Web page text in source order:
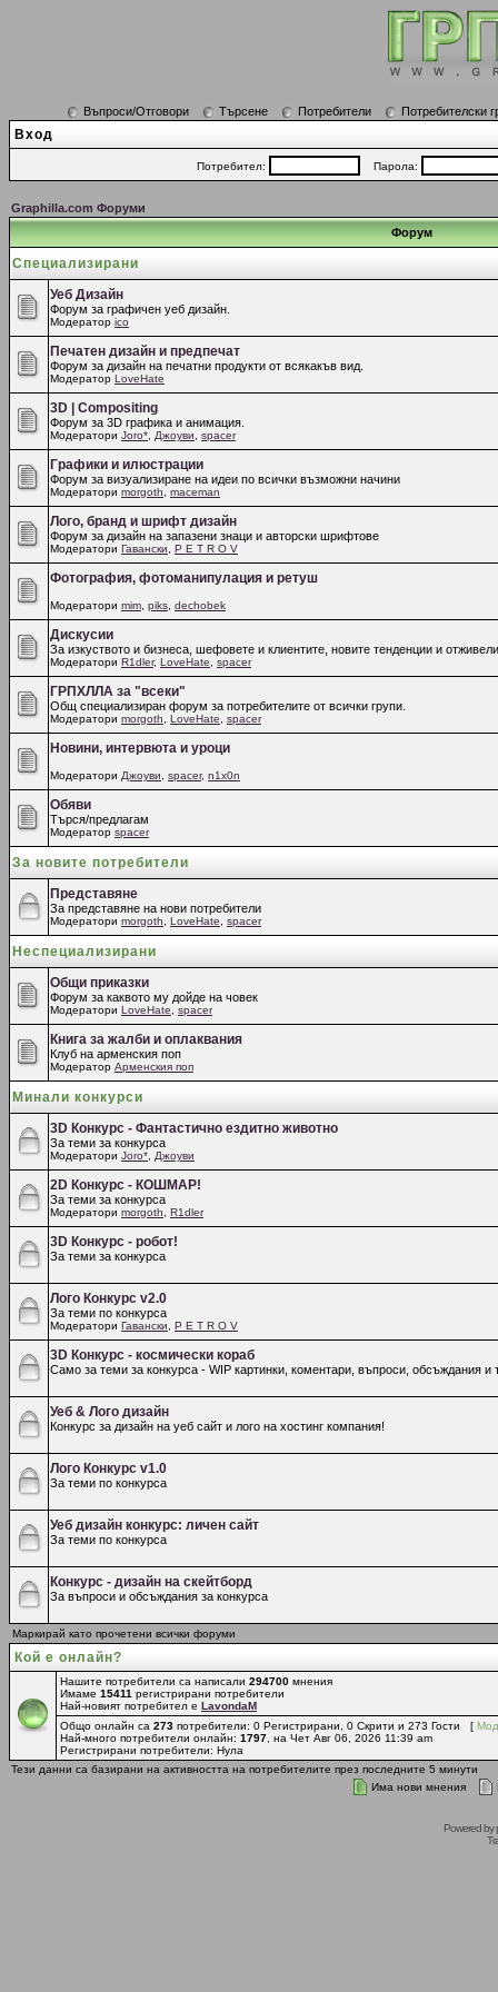
Въпроси/Отговори Търсене Потребители Потребителски
Вход
Потребител: Парола:
Graphilla.com Форуми
Форум
Специализирани
Уеб Дизайн
Форум за графичен уеб дизайн.
Модератор ico
Печатен дизайн и предпечат
Форум за дизайн на печатни продукти от всякакъв вид.
Модератор LoveHate
3D | Compositing
Форум за 3D графика и анимация.
Модератори Joro* Джоуви spacer
Графики и илюстрации
Форум за визуализиране на идеи по всички възможни начини
Модератори morgoth maceman
Лого, бранд и шрифт дизайн
Форум за дизайн на запазени знаци и авторски шрифтове
Модератори Гавански P E T R O V
Фотография, фотоманипулация и ретуш
Модератори mim piks dechobek
Дискусии
За изкуството и бизнеса, шефовете и клиентите, новите тенденции и
Модератори R1dler, LoveHate spacer
ГРПХЛЛА за "всеки"
Общ специализиран форум за потребителите от всички групи.
Модератори morgoth LoveHate spacer
Новини, интервюта и уроци
Модератори Джоуви spacer, n1x0n
Обяви
Търся/предлагам
Модератор spacer
За новите потребители
Представяне
За представяне на нови потребители
Модератори morgoth LoveHate spacer
Неспециализирани
Общи приказки
Форум за каквото му дойде на човек
Модератори LoveHate spacer
Книга за жалби и оплаквания
Клуб на арменския поп
Модератор Арменския поп
Минали конкурси
3D Конкурс - Фантастично ездитно животно
За теми за конкурса
Модератори Joro* Джоуви
2D Конкурс - КОШМАР!
За теми за конкурса
Модератори morgoth R1dler
3D Конкурс - робот!
За теми за конкурса
Лого Конкурс v2.0
За теми по конкурса
Модератори Гавански P E T R O V
3D Конкурс - космически кораб
Само за теми за конкурса - WIP картинки, коментари, въпроси, обсъждания и
Уеб & Лого дизайн
Конкурс за дизайн на уеб сайт и лого на хостинг компания!
Лого Конкурс v1.0
За теми по конкурса
Уеб дизайн конкурс: личен сайт
За теми по конкурса
Конкурс - дизайн на скейтборд
За въпроси и обсъждания за конкурса
Маркирай като прочетени всички форуми
Кой е онлайн?
Нашите потребители са написали 294700 мнения
Имаме 15411 регистрирани потребители
Най-новият потребител е LavondaM
Общо онлайн са 273 потребители: 0 Регистрирани, 0 Скрити и 273 Гости [
Най-много потребители онлайн: 1797 , на Чет Авг 06, 2026 11:39 am
Регистрирани потребители: Нула
Тези данни са базирани на активността на потребителите през последните 5 минути
Има нови мнения
Powered by